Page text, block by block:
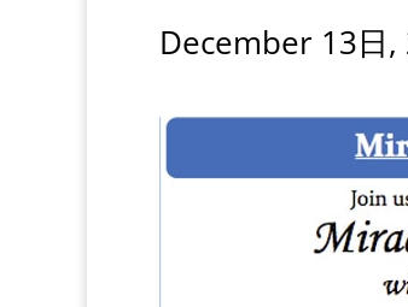
December 13日,